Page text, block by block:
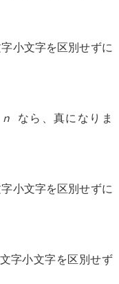
小文字を区別せずに
n なら、真になりま
小文字を区別せずに
字小文字を区別せず